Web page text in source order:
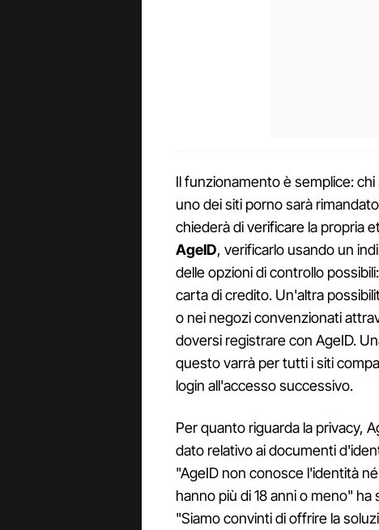
Il funzionamento è semplice:
uno dei siti porno sarà
chiederà di verificare la propria
AgeID, verificarlo usando un
delle opzioni di controllo
carta di credito. Un'altra
o nei negozi convenzionati
doversi registrare con AgeID.
questo varrà per tutti i siti
login all'accesso successivo.
Per quanto riguarda la privacy,
dato relativo ai documenti
"AgeID non conosce l'identità
hanno più di 18 anni o meno"
"Siamo convinti di offrire la